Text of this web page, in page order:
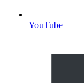
YouTube